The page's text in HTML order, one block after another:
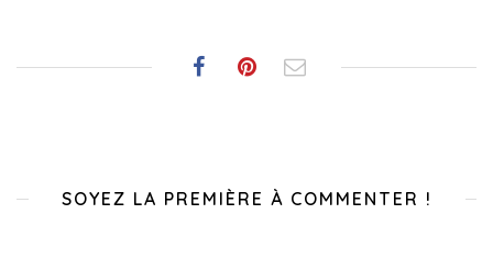
SOYEZ LA PREMIÈRE À COMMENTER !